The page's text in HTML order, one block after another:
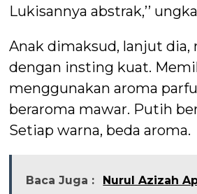
Lukisannya abstrak,’’
Anak dimaksud, lanjut dia,
dengan insting kuat.
menggunakan aroma
beraroma mawar. Putih
Setiap warna, beda aroma.
Baca Juga :
Nurul Azizah